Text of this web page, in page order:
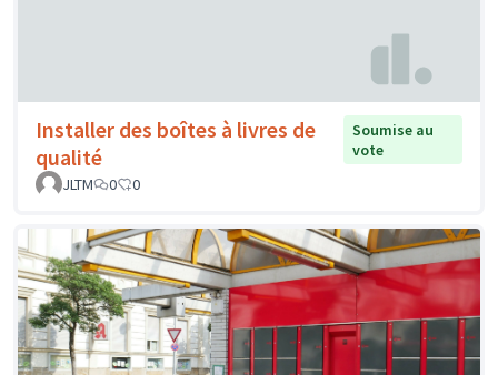
Installer des boîtes à livres de
qualité
Soumise au
vote
JLTM
0 0